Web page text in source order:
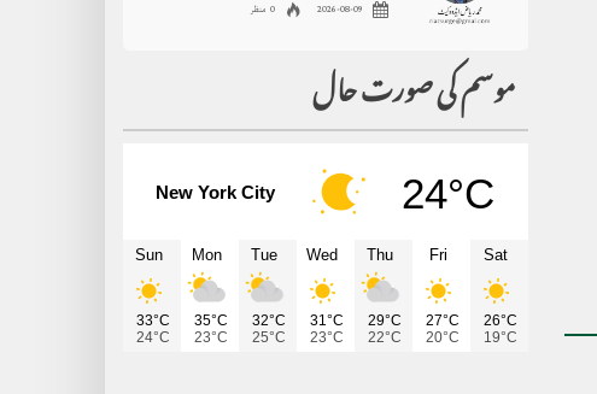
2026-08-09 0 منظر
موسم کی صورت حال
New York City 24°C
Sun
33°C
24°C
Mon
35°C
23°C
Tue
32°C
25°C
Wed
31°C
23°C
Thu
29°C
22°C
Fri
27°C
20°C
Sat
26°C
19°C